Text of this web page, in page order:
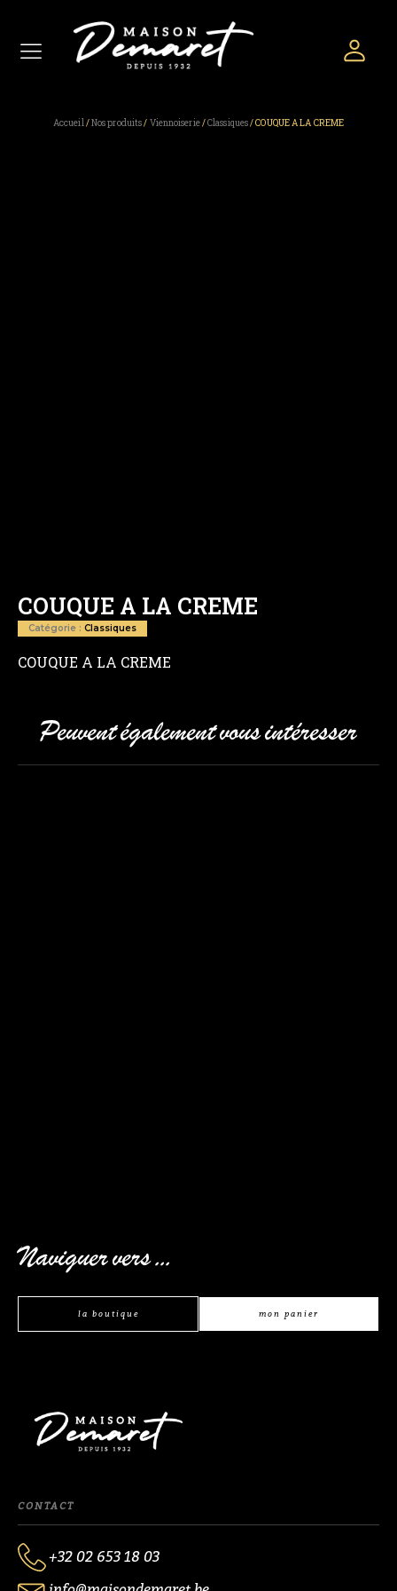
Accueil/Nos produits/ Viennoiserie/Classiques/ COUQUE A LA CREME
COUQUE A LA CREME
Catégorie : Classiques
COUQUE A LA CREME
Peuvent également vous intéresser
Naviguer vers ...
la boutique mon panier
CONTACT
+32 02 653 18 03